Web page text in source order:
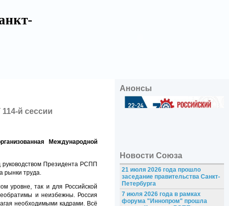
й сессии
Международной
Президента РСПП
рынки труда.
уровне, так и для Российской
и неизбежны. Россия
необходимыми кадрами. Всё
Анонсы
Новости Союза
21 июля 2026 года прошло
заседание правительства Санкт-
Петербурга
7 июля 2026 года в рамках
форума "Иннопром" прошла